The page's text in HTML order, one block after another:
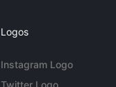
Logos
Instagram Logo
Twitter Logo